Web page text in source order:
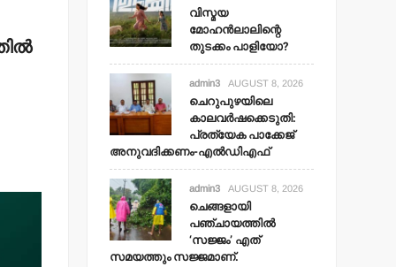
വിസ്മയ
മോഹന്‍ലാലിന്റെ
തുടക്കം പാളിയോ?
admin3 AUGUST 8, 2026
ചെറുപുഴയിലെ
കാലവര്‍ഷക്കെടുതി:
പ്രത്യേക പാക്കേജ്
അനുവദിക്കണം-എല്‍ഡിഎഫ്
admin3 AUGUST 8, 2026
ചെങ്ങളായി
പഞ്ചായത്തില്‍
‘സജ്ജം’ എത്
സമയത്തും സജ്ജമാണ്.